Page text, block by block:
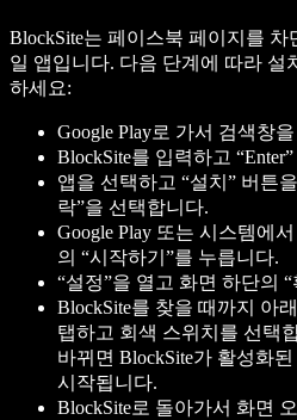
BlockSite는 페이스북 페이지를
일 앱입니다. 다음 단계에 따라 설
하세요:
Google Play로 가서 검색창
BlockSite를 입력하고
앱을 선택하고 “설치” 버튼
락”을 선택합니다.
Google Play 또는 시스템에
의 “시작하기”를 누릅니다.
“설정”을 열고 화면 하단의
BlockSite를 찾을 때까지 아
탭하고 회색 스위치를 선택
바뀌면 BlockSite가 활성화
시작됩니다.
BlockSite로 돌아가서 화면